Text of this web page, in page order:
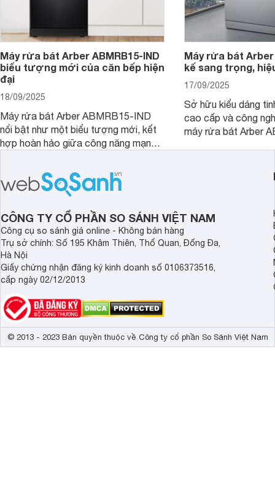
Máy rửa bát Arber ABMRB15-IND
biểu tượng mới của căn bếp hiện
đại
18/09/2025
Máy rửa bát Arber ABMRB15-IND
nổi bật như một biểu tượng mới, kết
hợp hoàn hảo giữa công năng mạnh
thủ đắc lực giúp giải phóng đôi tay,
mang lại sự thoải mái và sang trọng
trong từng khoảnh khắc quây quần.
Máy rửa bát
kế sang trọng,
17/09/2025
Sở hữu kiểu dáng
cao cấp và công
máy rửa bát Arber
luôn sạch bóng,
CÔNG TY CỔ PHẦN SO SÁNH VIỆT NAM
Công cụ so sánh giá online - Không bán hàng
Trụ sở chính: Số 195 Khâm Thiên, Thổ Quan, Đống Đa,
Hà Nội
Giấy chứng nhận đăng ký kinh doanh số 0106373516,
cấp ngày 02/12/2013
© 2013 - 2023 Bản quyền thuộc về Công ty cổ phần So Sánh Việt Nam